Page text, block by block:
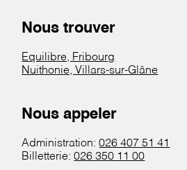
Nous trouver
Equilibre, Fribourg
Nuithonie, Villars-sur-Glâne
Nous appeler
Administration:026 407 51 41
Billetterie:026 350 11 00